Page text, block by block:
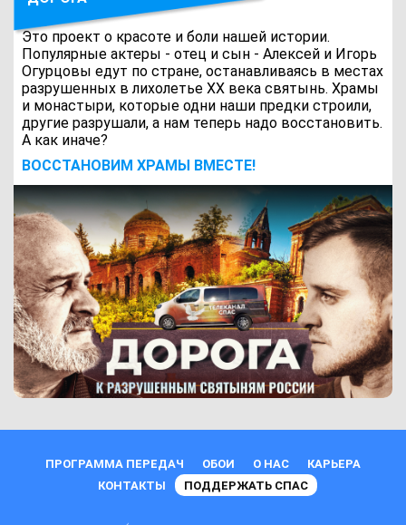
Это проект о красоте и боли нашей истории.
Популярные актеры - отец и сын - Алексей и Игорь
Огурцовы едут по стране, останавливаясь в местах
разрушенных в лихолетье ХХ века святынь. Храмы
и монастыри, которые одни наши предки строили,
другие разрушали, а нам теперь надо восстановить.
А как иначе?
ВОCСТАНОВИМ ХРАМЫ ВМЕСТЕ!
ПРОГРАММА ПЕРЕДАЧ ОБОИ О НАС
КАРЬЕРА
КОНТАКТЫ
ПОДДЕРЖАТЬ СПАС